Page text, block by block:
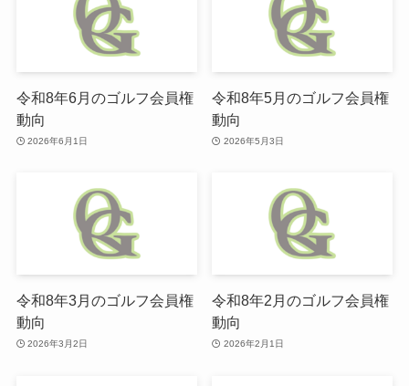
令和8年6月のゴルフ会員権
動向
2026年6月1日
令和8年5月のゴルフ会員権
動向
2026年5月3日
令和8年3月のゴルフ会員権
動向
2026年3月2日
令和8年2月のゴルフ会員権
動向
2026年2月1日